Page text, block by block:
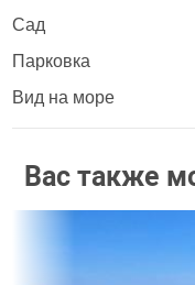
Сад
Парковка
Вид на море
Вас также